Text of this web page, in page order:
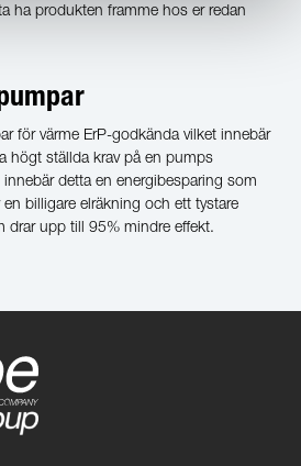
ha produkten framme hos er redan
för värme ErP-godkända vilket innebär
högt ställda krav på en pumps
detta en energibesparing som
billigare elräkning och ett tystare
drar upp till 95% mindre effekt.